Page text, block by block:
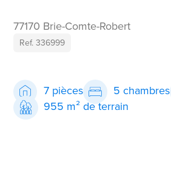
77170 Brie-Comte-Robert
Ref. 336999
7 pièces 5 chambres
955 m² de terrain